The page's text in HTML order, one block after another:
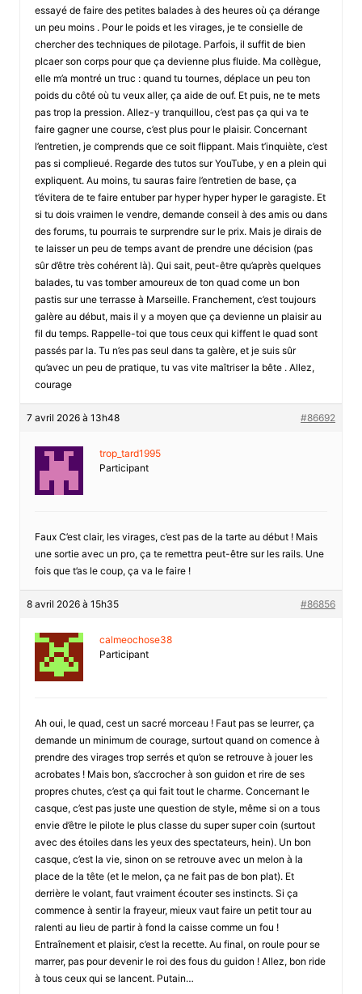
essayé de faire des petites balades à des heures où ça dérange
un peu moins . Pour le poids et les virages, je te consielle de
chercher des techniques de pilotage. Parfois, il suffit de bien
plcaer son corps pour que ça devienne plus fluide. Ma collègue,
elle m’a montré un truc : quand tu tournes, déplace un peu ton
poids du côté où tu veux aller, ça aide de ouf. Et puis, ne te mets
pas trop la pression. Allez-y tranquillou, c’est pas ça qui va te
faire gagner une course, c’est plus pour le plaisir. Concernant
l’entretien, je comprends que ce soit flippant. Mais t’inquiète, c’est
pas si complieué. Regarde des tutos sur YouTube, y en a plein qui
expliquent. Au moins, tu sauras faire l’entretien de base, ça
t’évitera de te faire entuber par hyper hyper hyper le garagiste. Et
si tu dois vraimen le vendre, demande conseil à des amis ou dans
des forums, tu pourrais te surprendre sur le prix. Mais je dirais de
te laisser un peu de temps avant de prendre une décision (pas
sûr d’être très cohérent là). Qui sait, peut-être qu’après quelques
balades, tu vas tomber amoureux de ton quad come un bon
pastis sur une terrasse à Marseille. Franchement, c’est toujours
galère au début, mais il y a moyen que ça devienne un plaisir au
fil du temps. Rappelle-toi que tous ceux qui kiffent le quad sont
passés par la. Tu n’es pas seul dans ta galère, et je suis sûr
qu’avec un peu de pratique, tu vas vite maîtriser la bête . Allez,
courage
7 avril 2026 à 13h48 #86692
trop_tard1995
Participant
Faux C’est clair, les virages, c’est pas de la tarte au début ! Mais
une sortie avec un pro, ça te remettra peut-être sur les rails. Une
fois que t’as le coup, ça va le faire !
8 avril 2026 à 15h35 #86856
calmeochose38
Participant
Ah oui, le quad, cest un sacré morceau ! Faut pas se leurrer, ça
demande un minimum de courage, surtout quand on comence à
prendre des virages trop serrés et qu’on se retrouve à jouer les
acrobates ! Mais bon, s’accrocher à son guidon et rire de ses
propres chutes, c’est ça qui fait tout le charme. Concernant le
casque, c’est pas juste une question de style, même si on a tous
envie d’être le pilote le plus classe du super super coin (surtout
avec des étoiles dans les yeux des spectateurs, hein). Un bon
casque, c’est la vie, sinon on se retrouve avec un melon à la
place de la tête (et le melon, ça ne fait pas de bon plat). Et
derrière le volant, faut vraiment écouter ses instincts. Si ça
commence à sentir la frayeur, mieux vaut faire un petit tour au
ralenti au lieu de partir à fond la caisse comme un fou !
Entraînement et plaisir, c’est la recette. Au final, on roule pour se
marrer, pas pour devenir le roi des fous du guidon ! Allez, bon ride
à tous ceux qui se lancent. Putain…